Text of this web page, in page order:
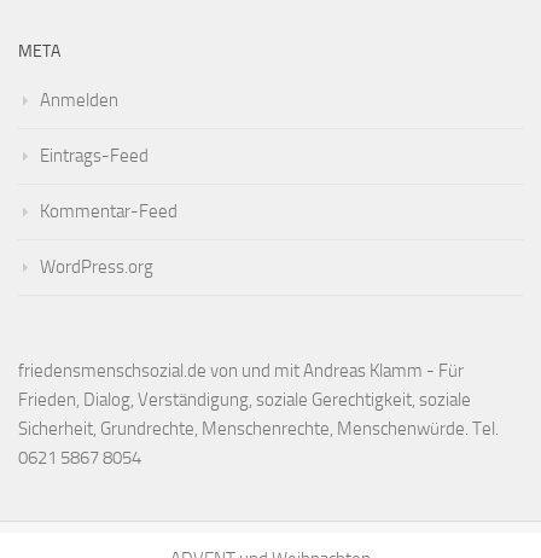
META
Anmelden
Eintrags-Feed
Kommentar-Feed
WordPress.org
friedensmenschsozial.de von und mit Andreas Klamm - Für
Frieden, Dialog, Verständigung, soziale Gerechtigkeit, soziale
Sicherheit, Grundrechte, Menschenrechte, Menschenwürde. Tel.
0621 5867 8054